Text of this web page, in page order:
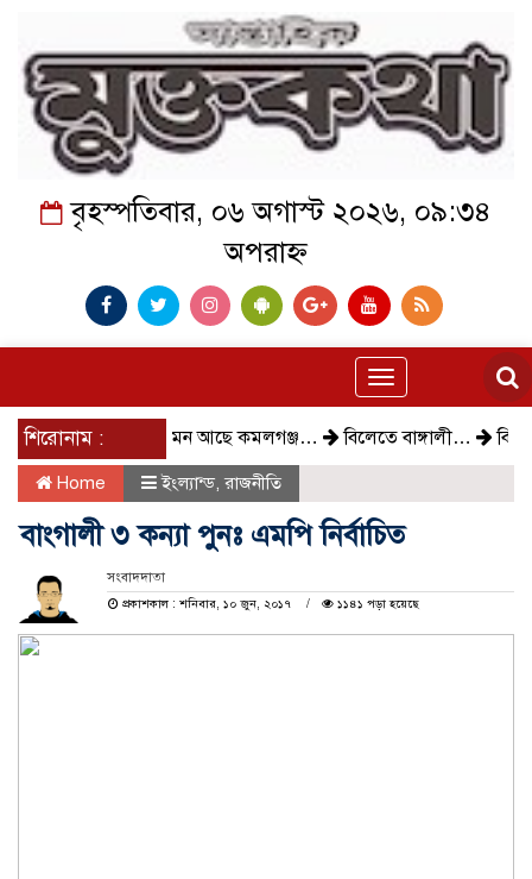
বৃহস্পতিবার, ০৬ অগাস্ট ২০২৬, ০৯:৩৪
অপরাহ্ন
Toggle
navigation
শিরোনাম :কেমন আছে কমলগঞ্জ… বিলেতে বাঙ্গালী… বিক্ষোভ,
Home ইংল্যান্ড, রাজনীতি
বাংগালী ৩ কন্যা পুনঃ এমপি নির্বাচিত
সংবাদদাতা
প্রকাশকাল : শনিবার, ১০ জুন, ২০১৭
১১৪১ পড়া হয়েছে